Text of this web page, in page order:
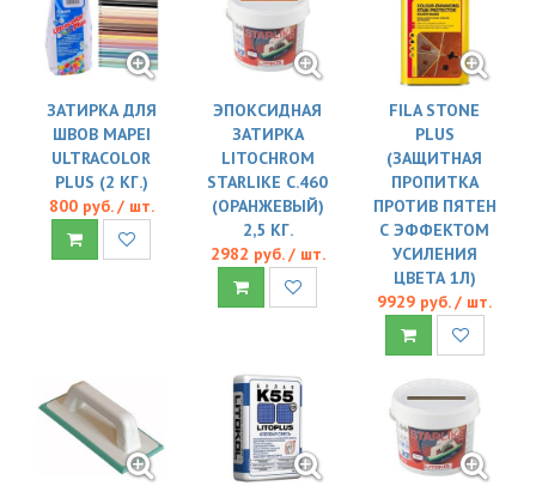
ЗАТИРКА ДЛЯ
ШВОВ MAPEI
ULTRACOLOR
PLUS (2 КГ.)
800 руб. / шт.
ЭПОКСИДНАЯ
ЗАТИРКА
LITOCHROM
STARLIKE C.460
(ОРАНЖЕВЫЙ)
2,5 КГ.
2982 руб. / шт.
FILA STONE
PLUS
(ЗАЩИТНАЯ
ПРОПИТКА
ПРОТИВ ПЯТЕН
С ЭФФЕКТОМ
УСИЛЕНИЯ
ЦВЕТА 1Л)
9929 руб. / шт.